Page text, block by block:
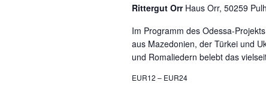
Rittergut Orr Haus Orr, 50259
Im Programm des Odessa-
aus Mazedonien, der Türkei und
und Romaliedern belebt das
EUR12 – EUR24